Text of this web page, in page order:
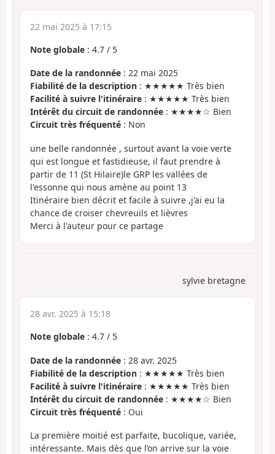
22 mai 2025 à 17:15
Note globale : 4.7 / 5
Date de la randonnée : 22 mai 2025
Fiabilité de la description : ★★★★★ Très bien
Facilité à suivre l'itinéraire : ★★★★★ Très bien
Intérêt du circuit de randonnée : ★★★★☆ Bien
Circuit très fréquenté : Non
une belle randonnée , surtout avant la voie verte
qui est longue et fastidieuse, il faut prendre à
partir de 11 (St Hilaire)le GRP les vallées de
l'essonne qui nous amène au point 13
Itinéraire bien décrit et facile à suivre ,j'ai eu la
chance de croiser chevreuils et lièvres
Merci à l'auteur pour ce partage
sylvie bretagne
28 avr. 2025 à 15:18
Note globale : 4.7 / 5
Date de la randonnée : 28 avr. 2025
Fiabilité de la description : ★★★★★ Très bien
Facilité à suivre l'itinéraire : ★★★★★ Très bien
Intérêt du circuit de randonnée : ★★★★☆ Bien
Circuit très fréquenté : Oui
La première moitié est parfaite, bucolique, variée,
intéressante. Mais dès que l’on arrive sur la voie